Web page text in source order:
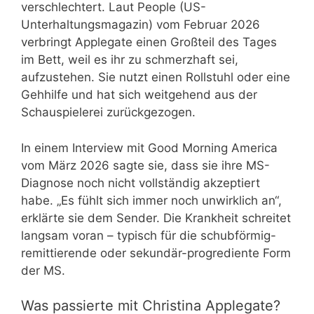
verschlechtert. Laut People (US-
Unterhaltungsmagazin) vom Februar 2026
verbringt Applegate einen Großteil des Tages
im Bett, weil es ihr zu schmerzhaft sei,
aufzustehen. Sie nutzt einen Rollstuhl oder eine
Gehhilfe und hat sich weitgehend aus der
Schauspielerei zurückgezogen.
In einem Interview mit Good Morning America
vom März 2026 sagte sie, dass sie ihre MS-
Diagnose noch nicht vollständig akzeptiert
habe. „Es fühlt sich immer noch unwirklich an“,
erklärte sie dem Sender. Die Krankheit schreitet
langsam voran – typisch für die schubförmig-
remittierende oder sekundär-progrediente Form
der MS.
Was passierte mit Christina Applegate?